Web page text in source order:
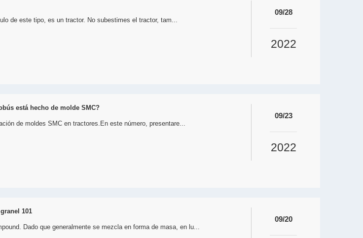
de este tipo, es un tractor. No subestimes el tractor, tam...
09/28
2022
está hecho de molde SMC?
de moldes SMC en tractores.En este número, presentare...
09/23
2022
101
Dado que generalmente se mezcla en forma de masa, en lu...
09/20